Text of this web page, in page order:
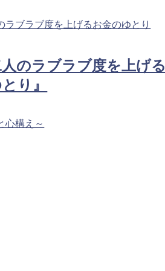
のラブラブ度を上げる
り』
心構え～